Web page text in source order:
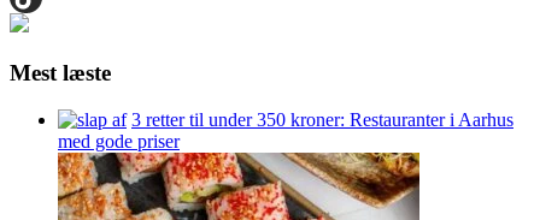
Mest læste
3 retter til under 350 kroner: Restauranter i Aarhus
med gode priser